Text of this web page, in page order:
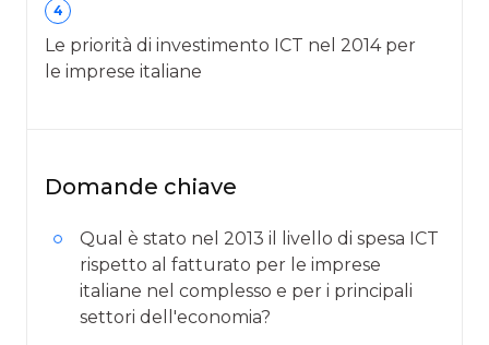
4
Le priorità di investimento ICT nel 2014 per
le imprese italiane
Domande chiave
Qual è stato nel 2013 il livello di spesa ICT
rispetto al fatturato per le imprese
italiane nel complesso e per i principali
settori dell'economia?